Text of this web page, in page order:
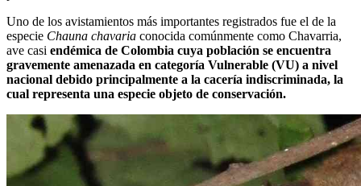
Uno de los avistamientos más importantes registrados fue el de la
especie Chauna chavaria conocida comúnmente como Chavarria,
ave casi endémica de Colombia cuya población se encuentra
gravemente amenazada en categoría Vulnerable (VU) a nivel
nacional debido principalmente a la cacería indiscriminada, la
cual representa una especie objeto de conservación.